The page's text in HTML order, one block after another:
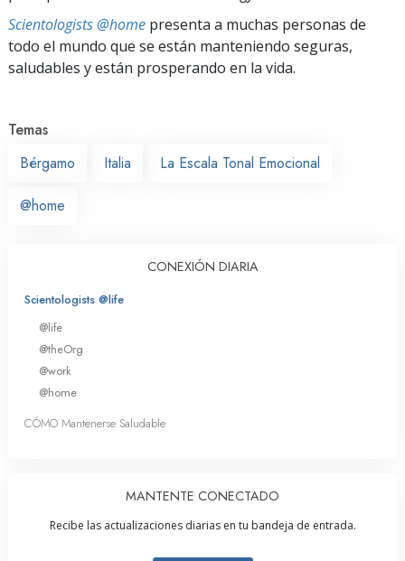
Scientologists @home presenta a muchas personas de
todo el mundo que se están manteniendo seguras,
saludables y están prosperando en la vida.
Temas
Bérgamo
Italia La Escala Tonal Emocional
@home
CONEXIÓN DIARIA
Scientologists @life
@life
@theOrg
@work
@home
CÓMO Mantenerse Saludable
MANTENTE CONECTADO
Recibe las actualizaciones diarias en tu bandeja de entrada.